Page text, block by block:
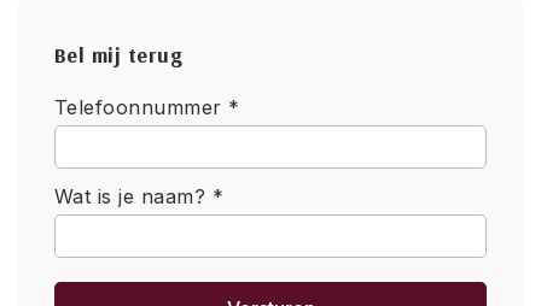
Bel mij terug
Telefoonnummer *
Wat is je naam? *